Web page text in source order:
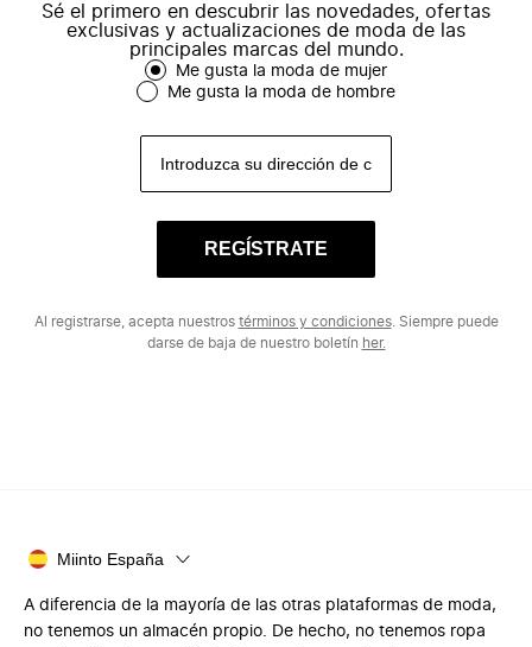
Sé el primero en descubrir las novedades, ofertas
exclusivas y actualizaciones de moda de las
principales marcas del mundo.
Me gusta la moda de mujer
Me gusta la moda de hombre
REGÍSTRATE
Al registrarse, acepta nuestros términos y condiciones. Siempre puede
darse de baja de nuestro boletín her.
Miinto España
A diferencia de la mayoría de las otras plataformas de moda,
no tenemos un almacén propio. De hecho, no tenemos ropa